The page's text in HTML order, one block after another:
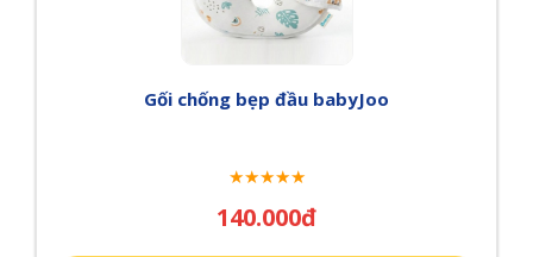
Gối chống bẹp đầu babyJoo
★★★★★
140.000đ